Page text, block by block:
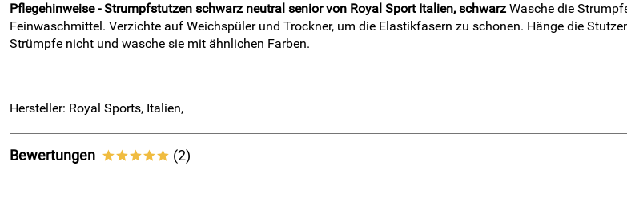
Pflegehinweise - Strumpfstutzen schwarz neutral senior von Royal Sport Italien, schwarz Wasche die
Feinwaschmittel. Verzichte auf Weichspüler und Trockner, um die Elastikfasern zu schonen. Hänge die
Strümpfe nicht und wasche sie mit ähnlichen Farben.
Hersteller: Royal Sports, Italien,
Bewertungen ***** (2)